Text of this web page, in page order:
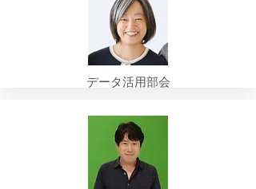
データ活用部会